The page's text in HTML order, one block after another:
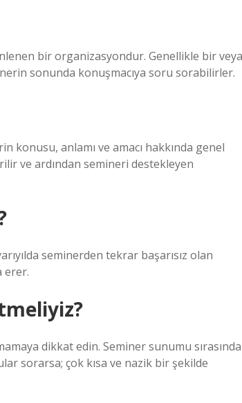
bir organizasyondur. Genellikle bir veya
sonunda konuşmacıya soru sorabilirler.
konusu, anlamı ve amacı hakkında genel
ve ardından semineri destekleyen
seminerden tekrar başarısız olan
erer.
dikkat edin. Seminer sunumu sırasında
sorarsa; çok kısa ve nazik bir şekilde